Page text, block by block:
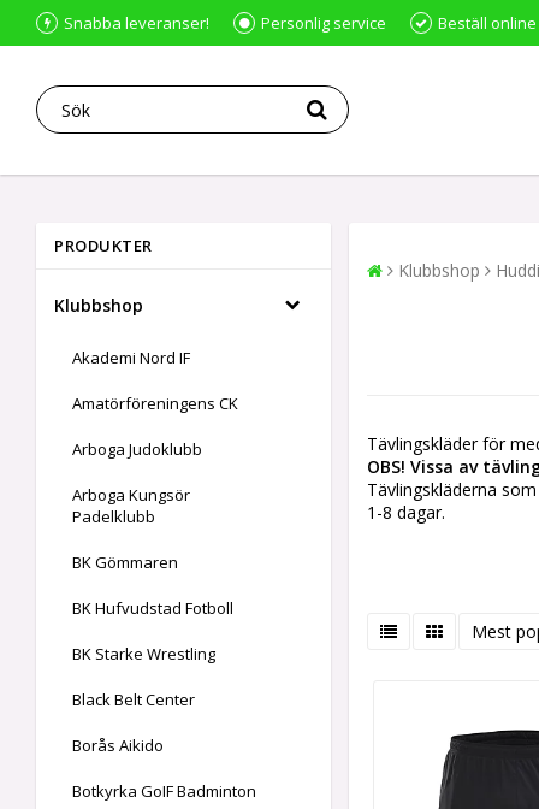
Snabba leveranser! Personlig service Beställ
PRODUKTER
Klubbshop
Akademi Nord IF
Amatörföreningens CK
Arboga Judoklubb
Arboga Kungsör
Padelklubb
BK Gömmaren
BK Hufvudstad Fotboll
BK Starke Wrestling
Black Belt Center
Borås Aikido
Botkyrka GoIF Badminton
Klubbshop
Tävlingskläder för
OBS! Vissa av
Tävlingskläderna
1-8 dagar.
Mest